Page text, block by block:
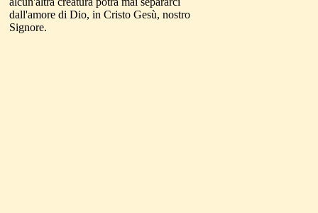
dall'amore di Dio, in Cristo Gesù, nostro
Signore.